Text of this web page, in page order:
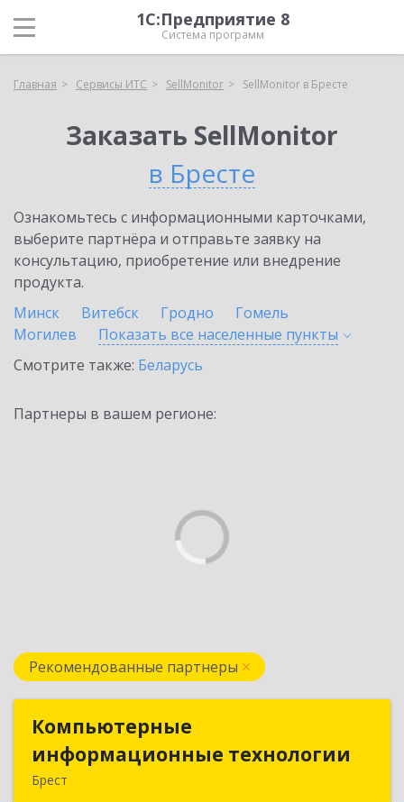
1С:Предприятие 8
Система программ
Главная Сервисы ИТС SellMonitor SellMonitor в Бресте
Заказать SellMonitor
в Бресте
Ознакомьтесь с информационными карточками,
выберите партнёра и отправьте заявку на
консультацию, приобретение или внедрение
продукта.
Минск
Витебск Гродно
Гомель
Могилев
Показать все населенные пункты
Смотрите также: Беларусь
Партнеры в вашем регионе:
Рекомендованные партнеры
Компьютерные
информационные технологии
Брест
информационные технологии